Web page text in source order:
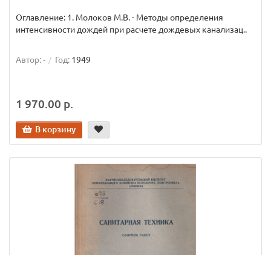
Оглавление: 1. Молоков М.В. - Методы определения
интенсивности дождей при расчете дождевых канализац..
Автор:- Год: 1949
1 970.00 р.
В корзину